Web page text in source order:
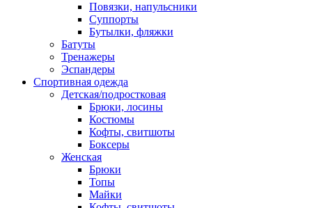
Повязки, напульсники
Суппорты
Бутылки, фляжки
Батуты
Тренажеры
Эспандеры
Спортивная одежда
Детская/подростковая
Брюки, лосины
Костюмы
Кофты, свитшоты
Боксеры
Женская
Брюки
Топы
Майки